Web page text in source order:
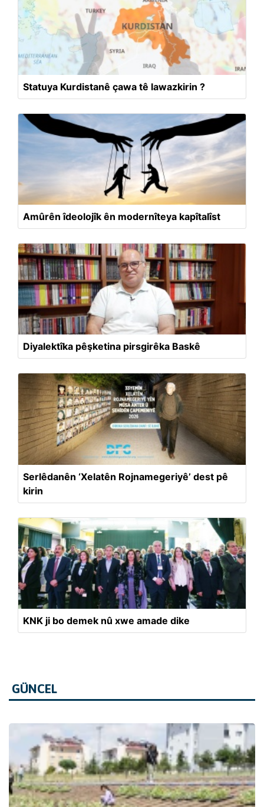
Statuya Kurdistanê çawa tê lawazkirin ?
Amûrên îdeolojîk ên modernîteya kapîtalîst
Diyalektîka pêşketina pirsgirêka Baskê
Serlêdanên ‘Xelatên Rojnamegeriyê’ dest pê
kirin
KNK ji bo demek nû xwe amade dike
GÜNCEL